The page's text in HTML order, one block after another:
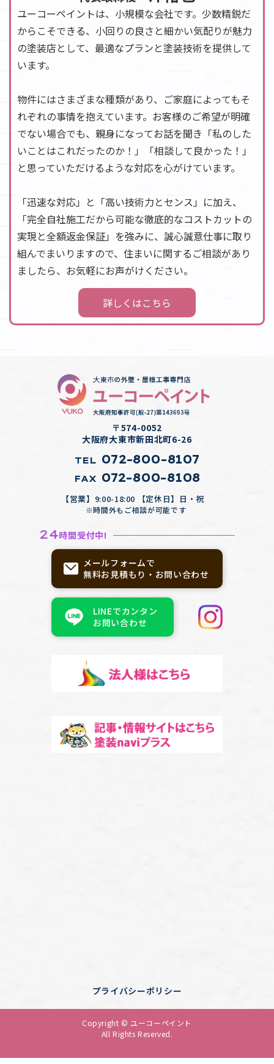
ユーコーペイントは、小規模な会社です。少数精鋭だ
からこそできる、小回りの良さと細かい気配りが魅力
の塗装店として、最適なプランと塗装技術を提供して
います。
物件にはさまざまな種類があり、ご家庭によってもそ
れぞれの事情を抱えています。お客様のご希望が明確
でない場合でも、親身になってお話を聞き「私のした
いことはこれだったのか！」「相談して良かった！」
と思っていただけるような対応を心がけています。
「迅速な対応」と「高い技術力とセンス」に加え、
「完全自社施工だから可能な徹底的なコストカットの
実現と全額返金保証」を強みに、誠心誠意仕事に取り
組んでまいりますので、住まいに関するご相談があり
ましたら、お気軽にお声がけください。
詳しくはこちら
〒574-0052
大阪府大東市新田北町6-26
TEL 072-800-8107
FAX 072-800-8108
【営業】9:00-18:00 【定休日】日・祝
※時間外もご相談が可能です
24時間受付中!
メールフォームで
無料お見積もり・お問い合わせ
LINEでカンタン
お問い合わせ
記事バナー
記事・情報サイトはこちら塗装
naviプラス
プライバシーポリシー
Copyright © ユーコーペイント
All Rights Reserved.